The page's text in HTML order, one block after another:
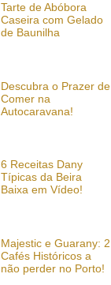
Tarte de Abóbora
Caseira com Gelado
de Baunilha
Descubra o Prazer de
Comer na
Autocaravana!
6 Receitas Dany
Típicas da Beira
Baixa em Vídeo!
Majestic e Guarany: 2
Cafés Históricos a
não perder no Porto!